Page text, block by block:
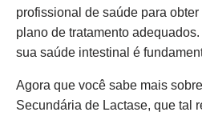
profissional de saúde para
plano de tratamento
sua saúde intestinal é
Agora que você sabe mais
Secundária de Lactase, que tal